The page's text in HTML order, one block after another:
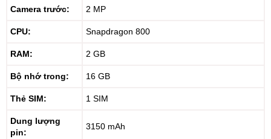
Camera trước: 2 MP
CPU: Snapdragon 800
RAM: 2 GB
Bộ nhớ trong: 16 GB
Thẻ SIM: 1 SIM
Dung lượng
pin:
3150 mAh